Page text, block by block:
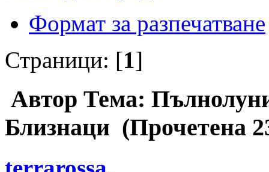
Формат за разпечатване
Страници: [1]
Автор Тема:
Близнаци (Прочетена